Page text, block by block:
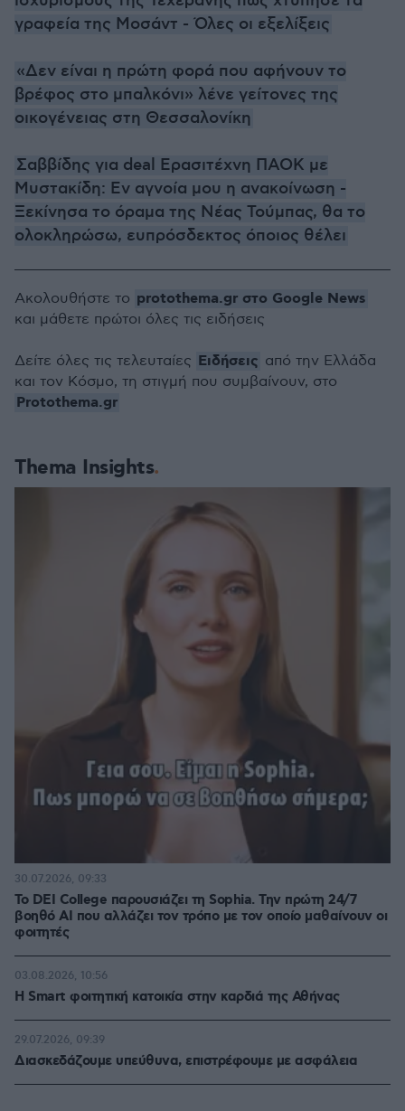
γραφεία της Μοσάντ - Όλες οι εξελίξεις
«Δεν είναι η πρώτη φορά που αφήνουν το
βρέφος στο μπαλκόνι» λένε γείτονες της
οικογένειας στη Θεσσαλονίκη
Σαββίδης για deal Ερασιτέχνη ΠΑΟΚ με
Μυστακίδη: Εν αγνοία μου η ανακοίνωση -
Ξεκίνησα το όραμα της Νέας Τούμπας, θα το
ολοκληρώσω, ευπρόσδεκτος όποιος θέλει
Thema Insights
Το DEI College παρουσιάζει τη Sophia. Την πρώτη 24/7
βοηθό AI που αλλάζει τον τρόπο με τον οποίο μαθαίνουν οι
φοιτητές
30.07.2026, 09:33
Η Smart φοιτητική κατοικία στην καρδιά της Αθήνας
03.08.2026, 10:56
Διασκεδάζουμε υπεύθυνα, επιστρέφουμε με ασφάλεια
29.07.2026, 09:39
Ακολουθήστε το protothema.gr στο Google News
και μάθετε πρώτοι όλες τις ειδήσεις
Δείτε όλες τις τελευταίες Ειδήσεις από την Ελλάδα
και τον Κόσμο, τη στιγμή που συμβαίνουν, στο
Protothema.gr